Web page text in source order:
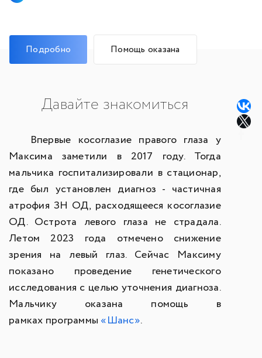
Подробно Помощь оказана
Давайте знакомиться
Впервые косоглазие правого глаза у
Максима заметили в 2017 году. Тогда
мальчика госпитализировали в стационар,
где был установлен диагноз - частичная
атрофия ЗН ОД, расходящееся косоглазие
ОД. Острота левого глаза не страдала.
Летом 2023 года отмечено снижение
зрения на левый глаз. Сейчас Максиму
показано проведение генетического
исследования с целью уточнения диагноза.
Мальчику оказана помощь в
рамках программы «Шанс».